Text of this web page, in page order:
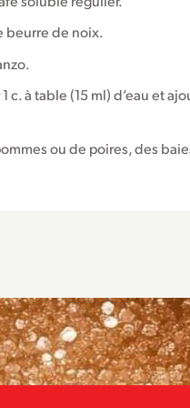
beurre de noix.
à table (15 ml) d’eau et
ou de poires, des